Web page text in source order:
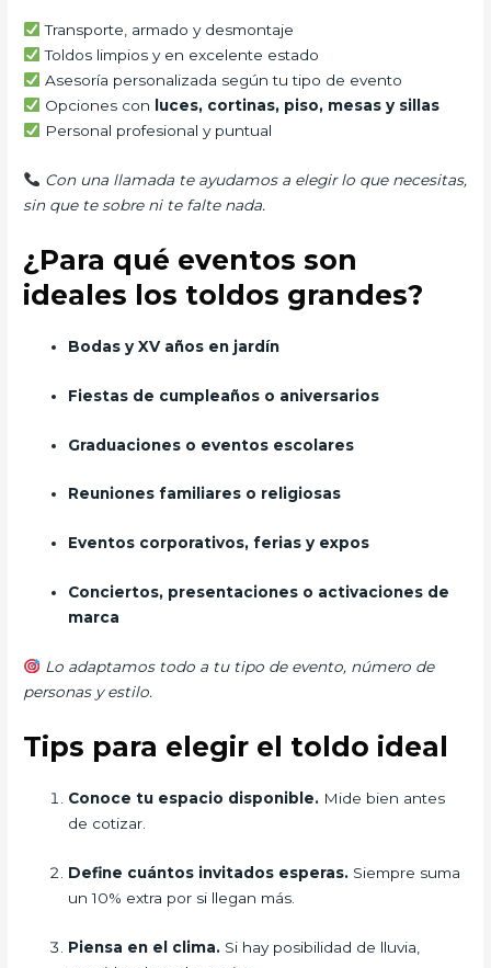
Transporte, armado y desmontaje
Toldos limpios y en excelente estado
Asesoría personalizada según tu tipo de evento
Opciones con
luces, cortinas, piso, mesas y sillas
Personal profesional y puntual
Con una llamada te ayudamos a elegir lo que necesitas,
sin que te sobre ni te falte nada.
¿Para qué eventos son
ideales los toldos grandes?
Bodas y XV años en jardín
Fiestas de cumpleaños o aniversarios
Graduaciones o eventos escolares
Reuniones familiares o religiosas
Eventos corporativos, ferias y expos
Conciertos, presentaciones o activaciones de
marca
Lo adaptamos todo a tu tipo de evento, número de
personas y estilo.
Tips para elegir el toldo ideal
Conoce tu espacio disponible. Mide bien antes
de cotizar.
Define cuántos invitados esperas. Siempre suma
un 10% extra por si llegan más.
Piensa en el clima. Si hay posibilidad de lluvia,